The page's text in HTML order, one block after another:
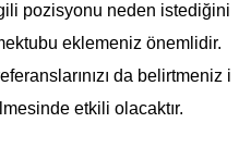
pozisyonu neden istediğini
eklemeniz önemlidir.
da belirtmeniz i
etkili olacaktır.